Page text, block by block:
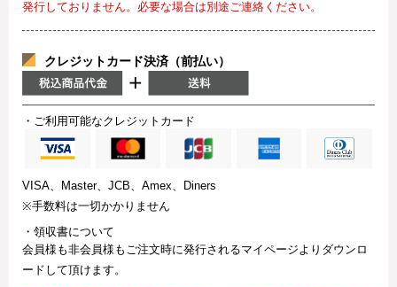
発行しておりません。必要な場合は別途ご連絡ください。
クレジットカード決済（前払い）
・ご利用可能なクレジットカード
VISA、Master、JCB、Amex、Diners
※手数料は一切かかりません
・領収書について
会員様も非会員様もご注文時に発行されるマイページよりダウンロ
ードして頂けます。